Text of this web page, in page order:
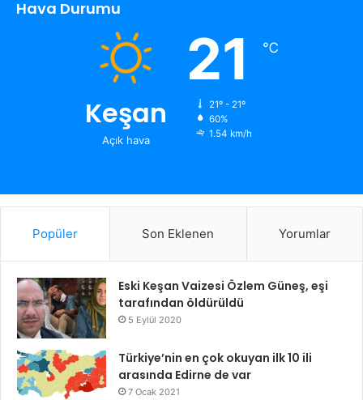
Hava Durumu
Keşan
Açık hava
21 ℃
21º - 21º
60%
1.54 km/h
Popüler Son Eklenen Yorumlar
Eski Keşan Vaizesi Özlem Güneş, eşi
tarafından öldürüldü
5 Eylül 2020
Türkiye’nin en çok okuyan ilk 10 ili
arasında Edirne de var
7 Ocak 2021